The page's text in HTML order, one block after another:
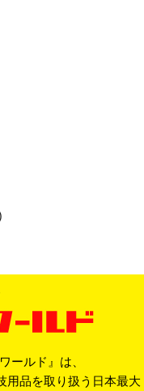
ールド』は、
用品を取り扱う日本最大